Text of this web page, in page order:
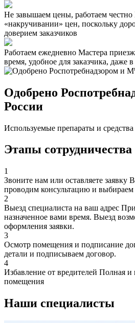
Не завышаем цены, работаем честно
«накручивании» цен, поскольку
доверием заказчиков
Работаем ежедневно Мастера
время, удобное для заказчика, даже
Одобрено
России
Используемые препараты и средства
Этапы сотрудничества
1
Звоните нам или оставляете заявку
проводим консультацию и выбираем
2
Выезд специалиста на ваш адрес
назначенное вами время. Выезд
оформления заявки.
3
Осмотр помещения и подписание
детали и подписываем договор.
4
Избавление от вредителей Полная и
помещения
Наши специалисты